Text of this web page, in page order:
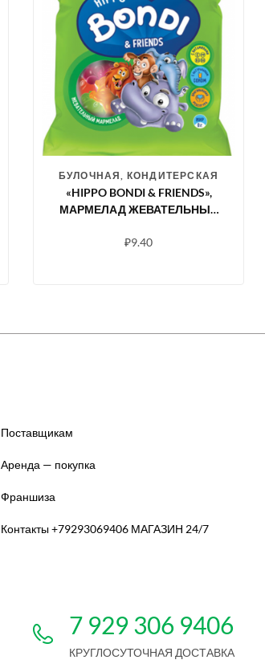
БУЛОЧНАЯ, КОНДИТЕРСКАЯ
«HIPPO BONDI & FRIENDS»,
МАРМЕЛАД ЖЕВАТЕЛЬНЫЙ
30 Г
₽9.40
Поставщикам
Аренда — покупка
Франшиза
Контакты +79293069406 МАГАЗИН 24/7
7 929 306 9406
КРУГЛОСУТОЧНАЯ ДОСТАВКА